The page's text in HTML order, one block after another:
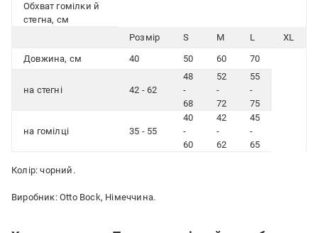
Обхват гомілки й
стегна, см
Розмір
S M L
XL
Довжина, см
40 50 60 70
на стегні 42 - 62
48
-
68
52
-
72
55
-
75
на гомілці 35 - 55
40
-
60
42
-
62
45
-
65
Колір: чорний.
Виробник: Otto Bock, Німеччина.